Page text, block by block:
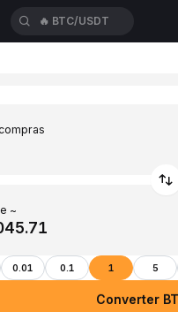
🔥 BTC/USDT
~
0.01 0.1 1 5
Converter